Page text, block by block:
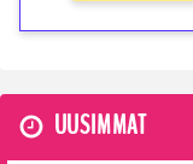
UUSIMMAT